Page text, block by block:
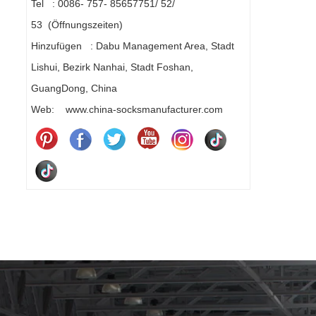
Tel : 0086- 757- 85657751/ 52/
53 (Öffnungszeiten)
Hinzufügen : Dabu Management Area, Stadt
Lishui, Bezirk Nanhai, Stadt Foshan,
GuangDong, China
Web: www.china-socksmanufacturer.com